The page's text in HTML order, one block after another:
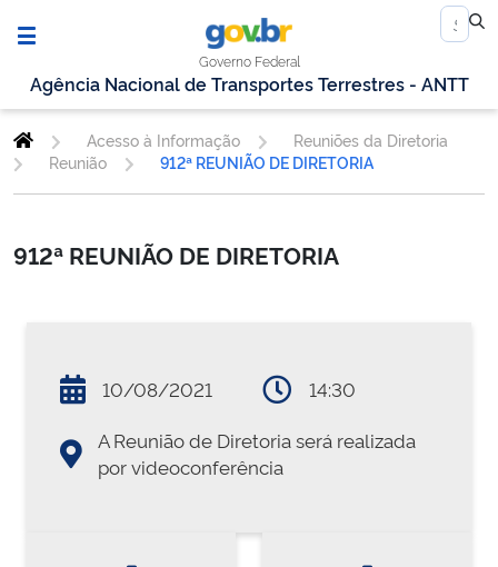
Governo Federal
Agência Nacional de Transportes Terrestres - ANTT
Acesso à Informação
Reuniões da Diretoria
Reunião
912ª REUNIÃO DE DIRETORIA
912ª REUNIÃO DE DIRETORIA
10/08/2021
14:30
A Reunião de Diretoria será realizada
por videoconferência